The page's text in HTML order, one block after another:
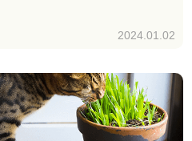
2024.01.02